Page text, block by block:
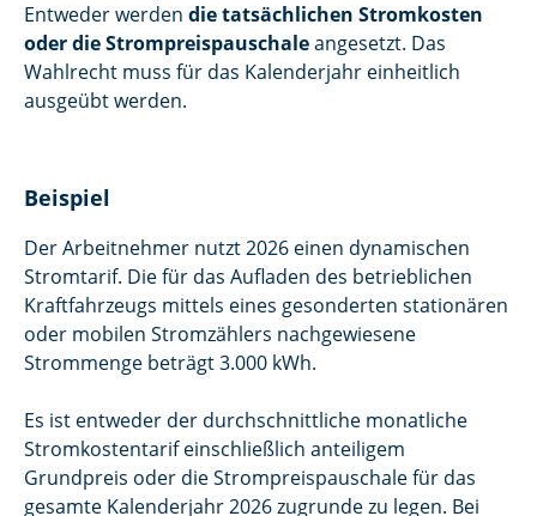
Entweder werden die tatsächlichen Stromkosten
oder die Strompreispauschaleangesetzt. Das
Wahlrecht muss für das Kalenderjahr einheitlich
ausgeübt werden.
Beispiel
Der Arbeitnehmer nutzt 2026 einen dynamischen
Stromtarif. Die für das Aufladen des betrieblichen
Kraftfahrzeugs mittels eines gesonderten stationären
oder mobilen Stromzählers nachgewiesene
Strommenge beträgt 3.000 kWh.
Es ist entweder der durchschnittliche monatliche
Stromkostentarif einschließlich anteiligem
Grundpreis oder die Strompreispauschale für das
gesamte Kalenderjahr 2026 zugrunde zu legen. Bei